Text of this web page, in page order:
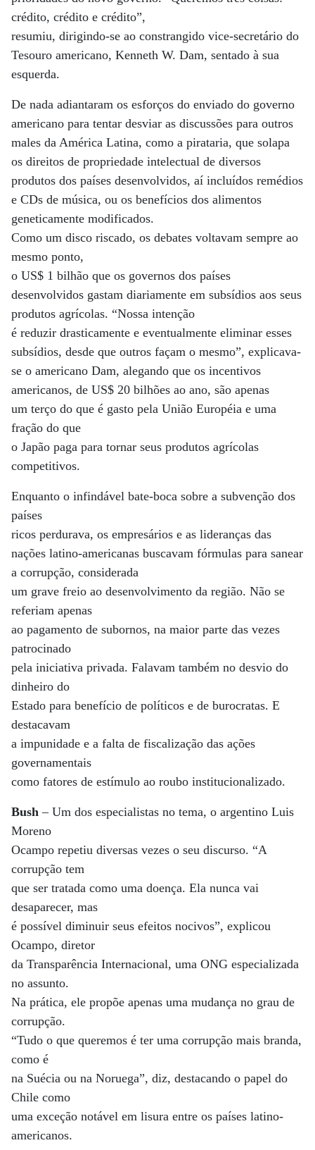
crédito, crédito e crédito”,
resumiu, dirigindo-se ao constrangido vice-secretário do
Tesouro americano, Kenneth W. Dam, sentado à sua
esquerda.
De nada adiantaram os esforços do enviado do governo
americano para tentar desviar as discussões para outros
males da América Latina, como a pirataria, que solapa
os direitos de propriedade intelectual de diversos
produtos dos países desenvolvidos, aí incluídos remédios
e CDs de música, ou os benefícios dos alimentos
geneticamente modificados.
Como um disco riscado, os debates voltavam sempre ao
mesmo ponto,
o US$ 1 bilhão que os governos dos países
desenvolvidos gastam diariamente em subsídios aos seus
produtos agrícolas. “Nossa intenção
é reduzir drasticamente e eventualmente eliminar esses
subsídios, desde que outros façam o mesmo”, explicava-
se o americano Dam, alegando que os incentivos
americanos, de US$ 20 bilhões ao ano, são apenas
um terço do que é gasto pela União Européia e uma
fração do que
o Japão paga para tornar seus produtos agrícolas
competitivos.
Enquanto o infindável bate-boca sobre a subvenção dos
países
ricos perdurava, os empresários e as lideranças das
nações latino-americanas buscavam fórmulas para sanear
a corrupção, considerada
um grave freio ao desenvolvimento da região. Não se
referiam apenas
ao pagamento de subornos, na maior parte das vezes
patrocinado
pela iniciativa privada. Falavam também no desvio do
dinheiro do
Estado para benefício de políticos e de burocratas. E
destacavam
a impunidade e a falta de fiscalização das ações
governamentais
como fatores de estímulo ao roubo institucionalizado.
Bush – Um dos especialistas no tema, o argentino Luis
Moreno
Ocampo repetiu diversas vezes o seu discurso. “A
corrupção tem
que ser tratada como uma doença. Ela nunca vai
desaparecer, mas
é possível diminuir seus efeitos nocivos”, explicou
Ocampo, diretor
da Transparência Internacional, uma ONG especializada
no assunto.
Na prática, ele propõe apenas uma mudança no grau de
corrupção.
“Tudo o que queremos é ter uma corrupção mais branda,
como é
na Suécia ou na Noruega”, diz, destacando o papel do
Chile como
uma exceção notável em lisura entre os países latino-
americanos.